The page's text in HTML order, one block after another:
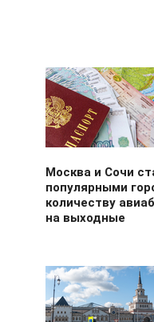
Москва и Сочи
популярными
количеству
на выходные